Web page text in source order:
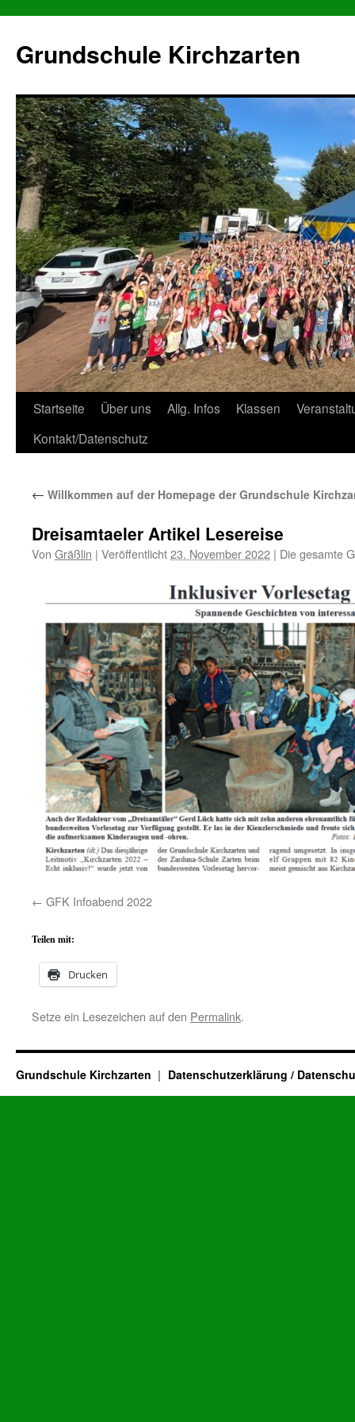
Grundschule Kirchzarten
Zum
Inhalt
Startseite Über uns Allg. Infos Klassen
Kontakt/Datenschutz
← Willkommen auf der Homepage der Grundschule
Dreisamtaeler Artikel Lesereise
Von Gräßlin | Veröffentlicht23. November 2022 | Die gesamte
GFK Infoabend 2022
Teilen mit:
Drucken
Setze ein Lesezeichen auf den Permalink.
Grundschule Kirchzarten Datenschutzerklärung /